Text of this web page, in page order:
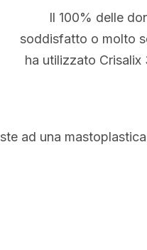
Il 100% delle
soddisfatto o molto
ha utilizzato
ad una